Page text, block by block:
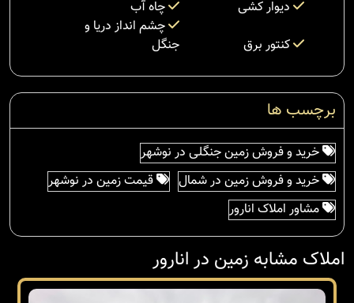
دیوار کشی
چاه آب
کنتور برق
چشم انداز دریا و
جنگل
برچسب ها
خرید و فروش زمین جنگلی در نوشهر
خرید و فروش زمین در شمال
قیمت زمین در نوشهر
مشاور املاک انارور
املاک مشابه زمین در انارور